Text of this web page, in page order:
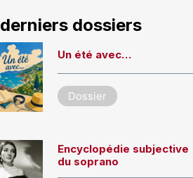
dossiers
Un été avec…
Dossier
Encyclopédie subjective
du soprano